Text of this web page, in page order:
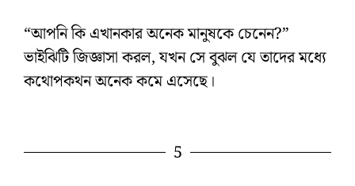
“আপনি কি এখানকার অনেক মানুষকে চেনেন?”
ভাইঝিটি জিজ্ঞাসা করল, যখন সে বুঝল যে তাদের মধ্যে
কথোপকথন অনেক কমে এসেছে।
5